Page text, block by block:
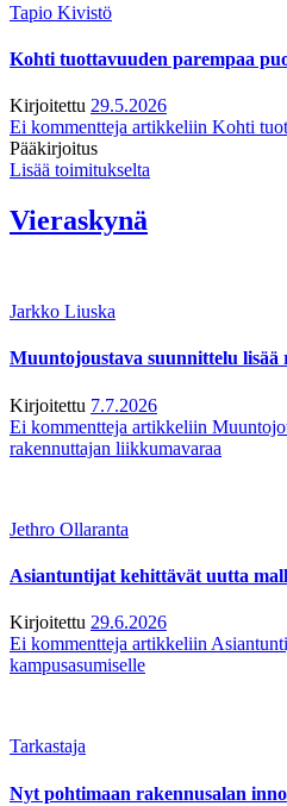
Tapio Kivistö
Kohti tuottavuuden parempaa
Kirjoitettu 29.5.2026
Ei kommentteja artikkeliin Kohti
Pääkirjoitus
Lisää toimitukselta
Vieraskynä
Jarkko Liuska
Muuntojoustava suunnittelu
Kirjoitettu 7.7.2026
Ei kommentteja artikkeliin
rakennuttajan liikkumavaraa
Jethro Ollaranta
Asiantuntijat kehittävät uutta
Kirjoitettu 29.6.2026
Ei kommentteja artikkeliin
kampusasumiselle
Tarkastaja
Nyt pohtimaan rakennusalan